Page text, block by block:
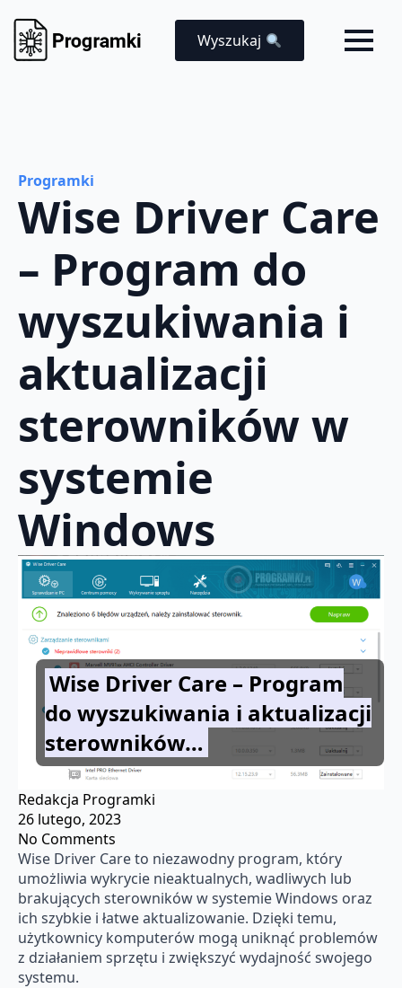
Wyszukaj
Programki
Wise Driver Care
– Program do
wyszukiwania i
aktualizacji
sterowników w
systemie
Windows
Wise Driver Care – Program
do wyszukiwania i aktualizacji
sterowników…
Redakcja Programki
26 lutego, 2023
No Comments
Wise Driver Care to niezawodny program, który
umożliwia wykrycie nieaktualnych, wadliwych lub
brakujących sterowników w systemie Windows oraz
ich szybkie i łatwe aktualizowanie. Dzięki temu,
użytkownicy komputerów mogą uniknąć problemów
z działaniem sprzętu i zwiększyć wydajność swojego
systemu.